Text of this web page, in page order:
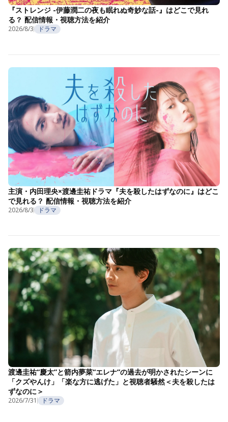
『ストレンジ -伊藤潤二の夜も眠れぬ奇妙な話-』はどこで見れ
る？ 配信情報・視聴方法を紹介
2026/8/3 ドラマ
主演・内田理央×渡邊圭祐ドラマ『夫を殺したはずなのに』はどこ
で見れる？ 配信情報・視聴方法を紹介
2026/8/3 ドラマ
渡邊圭祐“慶太”と箭内夢菜“エレナ”の過去が明かされたシーンに
「クズやんけ」「楽な方に逃げた」と視聴者騒然＜夫を殺したは
ずなのに＞
2026/7/31 ドラマ